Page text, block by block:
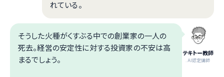
れている。
テキトー教師
.AI認定講師
そうした火種がくすぶる中での創業家の一人の
死去。経営の安定性に対する投資家の不安は高
まるでしょう。